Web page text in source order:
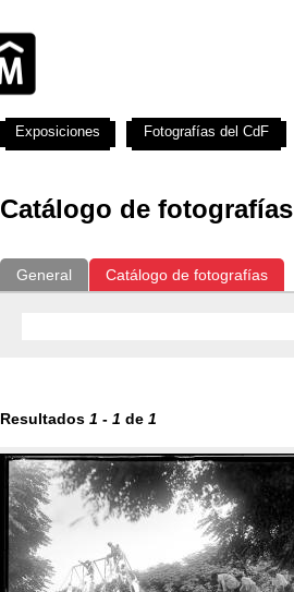
Catálogo de fotografías
General Catálogo de fotografías
Resultados 1 - 1 de 1
Exposiciones Fotografías del CdF